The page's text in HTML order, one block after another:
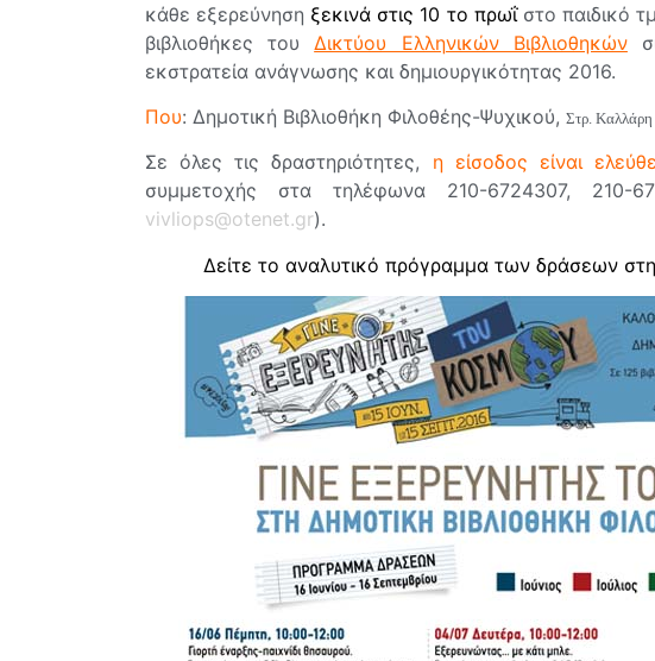
κάθε εξερεύνηση ξεκινά στις 10 το πρωΐστο παιδικό
βιβλιοθήκες του Δικτύου Ελληνικών Βιβλιοθηκών
εκστρατεία ανάγνωσης και δημιουργικότητας 2016.
Που: Δημοτική Βιβλιοθήκη Φιλοθέης-Ψυχικού, Στρ. Καλλάρη
Σε όλες τις δραστηριότητες, η είσοδος είναι
συμμετοχής στα τηλέφωνα 210-6724307,
vivliops@otenet.gr).
Δείτε το αναλυτικό πρόγραμμα των δράσεων